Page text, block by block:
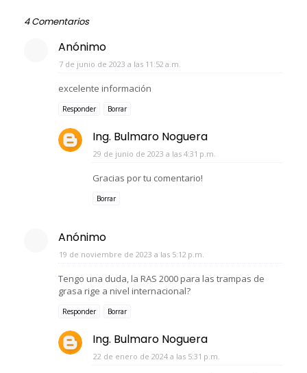
4 Comentarios
Anónimo
7 de junio de 2023 a las 11:52 a.m.
excelente información
Responder Borrar
Ing. Bulmaro Noguera
29 de junio de 2023 a las 4:31 p.m.
Gracias por tu comentario!
Borrar
Anónimo
19 de noviembre de 2023 a las 5:12 p.m.
Tengo una duda, la RAS 2000 para las trampas de
grasa rige a nivel internacional?
Responder Borrar
Ing. Bulmaro Noguera
22 de enero de 2024 a las 5:31 p.m.